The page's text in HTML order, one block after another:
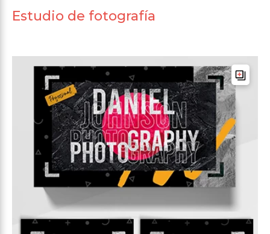
Estudio de fotografía